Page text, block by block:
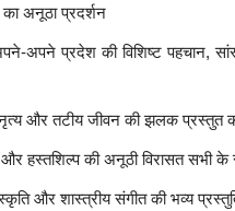
अनूठा प्रदर्शन
अपने प्रदेश की विशिष्ट पहचान,
नृत्य और तटीय जीवन की झलक प्रस्तुत
हस्तशिल्प की अनूठी विरासत सभी के
और शास्त्रीय संगीत की भव्य